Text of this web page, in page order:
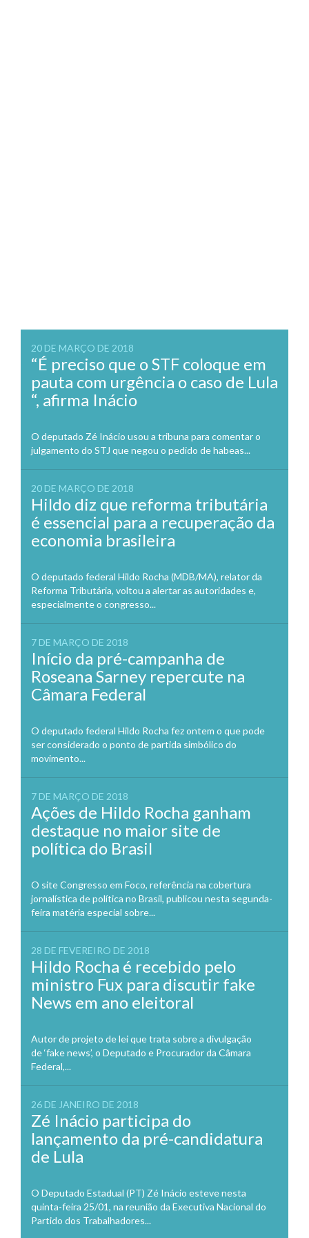
20 DE MARÇO DE 2018
“É preciso que o STF coloque em
pauta com urgência o caso de Lula
“, afirma Inácio
O deputado Zé Inácio usou a tribuna para comentar o
julgamento do STJ que negou o pedido de habeas...
20 DE MARÇO DE 2018
Hildo diz que reforma tributária
é essencial para a recuperação da
economia brasileira
O deputado federal Hildo Rocha (MDB/MA), relator da
Reforma Tributária, voltou a alertar as autoridades e,
especialmente o congresso...
7 DE MARÇO DE 2018
Início da pré-campanha de
Roseana Sarney repercute na
Câmara Federal
O deputado federal Hildo Rocha fez ontem o que pode
ser considerado o ponto de partida simbólico do
movimento...
7 DE MARÇO DE 2018
Ações de Hildo Rocha ganham
destaque no maior site de
política do Brasil
O site Congresso em Foco, referência na cobertura
jornalística de política no Brasil, publicou nesta segunda-
feira matéria especial sobre...
28 DE FEVEREIRO DE 2018
Hildo Rocha é recebido pelo
ministro Fux para discutir fake
News em ano eleitoral
Autor de projeto de lei que trata sobre a divulgação
de ‘fake news’, o Deputado e Procurador da Câmara
Federal,...
26 DE JANEIRO DE 2018
Zé Inácio participa do
lançamento da pré-candidatura
de Lula
O Deputado Estadual (PT) Zé Inácio esteve nesta
quinta-feira 25/01, na reunião da Executiva Nacional do
Partido dos Trabalhadores...